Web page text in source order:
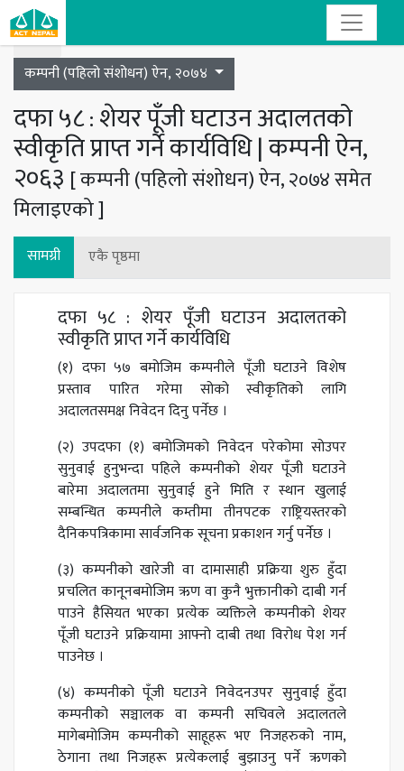
Toggle navigation
कम्पनी (पहिलो संशोधन) ऐन, २०७४
दफा ५८ : शेयर पूँजी घटाउन अदालतको
स्वीकृति प्राप्त गर्ने कार्यविधि | कम्पनी ऐन,
२०६३ [ कम्पनी (पहिलो संशोधन) ऐन, २०७४ समेत
मिलाइएको ]
सामग्री एकै पृष्ठमा
दफा ५८ : शेयर पूँजी घटाउन अदालतको
स्वीकृति प्राप्त गर्ने कार्यविधि
(१) दफा ५७ बमोजिम कम्पनीले पूँजी घटाउने विशेष
प्रस्ताव पारित गरेमा सोको स्वीकृतिको लागि
अदालतसमक्ष निवेदन दिनु पर्नेछ ।
(२) उपदफा (१) बमोजिमको निवेदन परेकोमा सोउपर
सुनुवाई हुनुभन्दा पहिले कम्पनीको शेयर पूँजी घटाउने
बारेमा अदालतमा सुनुवाई हुने मिति र स्थान खुलाई
सम्बन्धित कम्पनीले कम्तीमा तीनपटक राष्ट्रियस्तरको
दैनिकपत्रिकामा सार्वजनिक सूचना प्रकाशन गर्नु पर्नेछ ।
(३) कम्पनीको खारेजी वा दामासाही प्रक्रिया शुरु हुँदा
प्रचलित कानूनबमोजिम ऋण वा कुनै भुक्तानीको दाबी गर्न
पाउने हैसियत भएका प्रत्येक व्यक्तिले कम्पनीको शेयर
पूँजी घटाउने प्रक्रियामा आफ्नो दाबी तथा विरोध पेश गर्न
पाउनेछ ।
(४) कम्पनीको पूँजी घटाउने निवेदनउपर सुनुवाई हुँदा
कम्पनीको सञ्चालक वा कम्पनी सचिवले अदालतले
मागेबमोजिम कम्पनीको साहूहरू भए निजहरुको नाम,
ठेगाना तथा निजहरू प्रत्येकलाई बुझाउनु पर्ने ऋणको